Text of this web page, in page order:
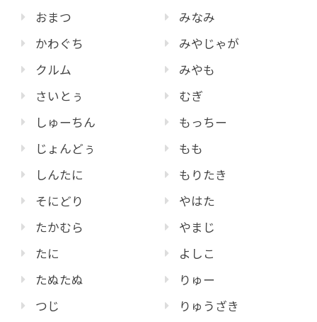
おまつ
かわぐち
クルム
さいとぅ
しゅーちん
じょんどぅ
しんたに
そにどり
たかむら
たに
たぬたぬ
つじ
みなみ
みやじゃが
みやも
むぎ
もっちー
もも
もりたき
やはた
やまじ
よしこ
りゅー
りゅうざき